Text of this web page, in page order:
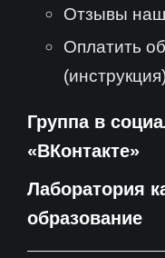
Отзывы
Оплатить
(инструкция)
Группа в
«ВКонтакте»
Лаборатория
образование